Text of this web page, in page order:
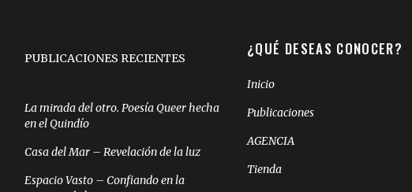
PUBLICACIONES RECIENTES
La mirada del otro. Poesía Queer hecha
en el Quindío
Casa del Mar – Revelación de la luz
Espacio Vasto – Confiando en la
¿QUÉ DESEAS CONOCER?
Inicio
Publicaciones
AGENCIA
Tienda